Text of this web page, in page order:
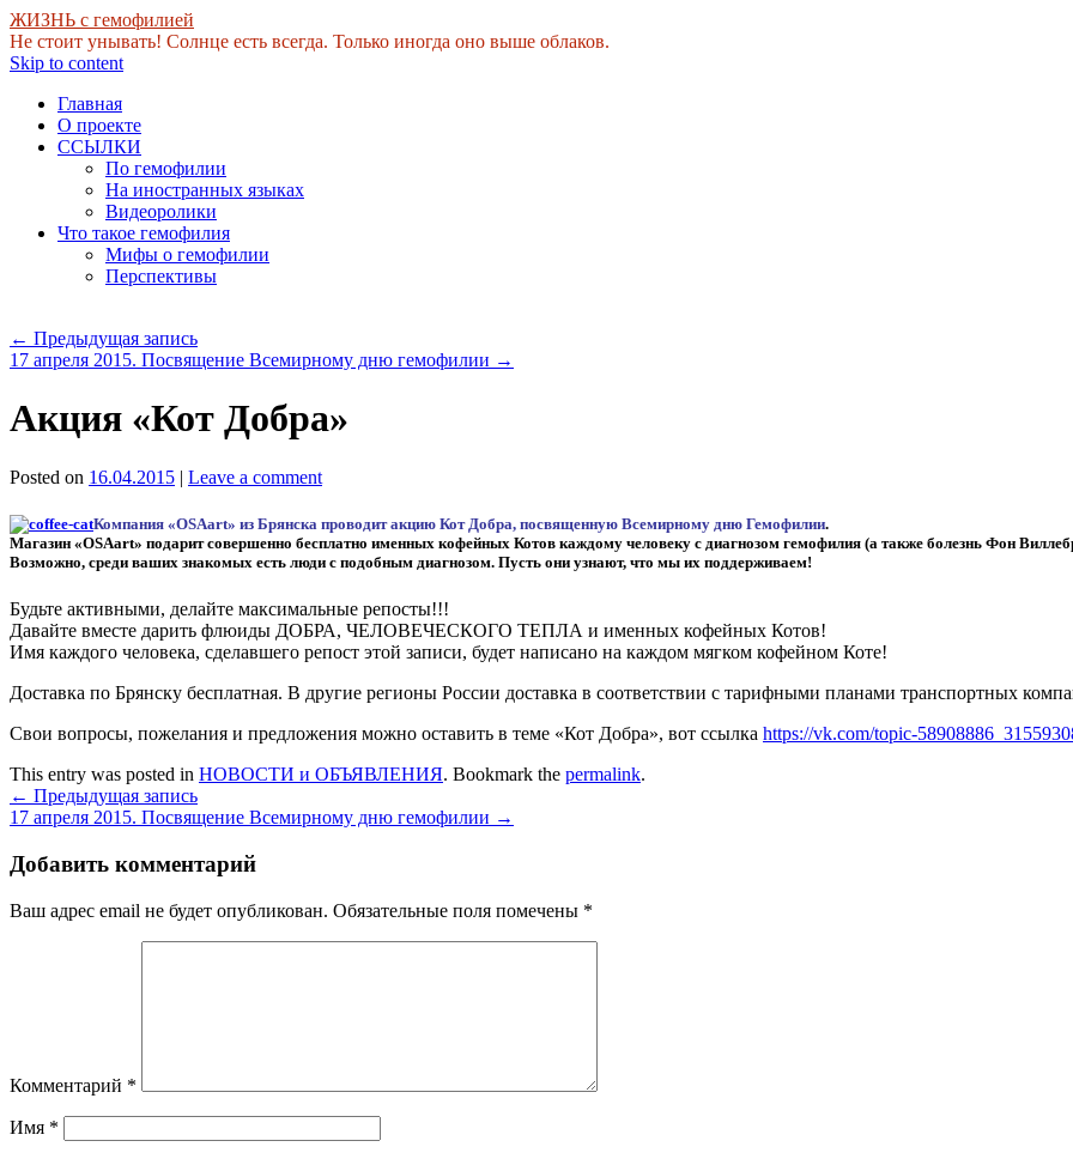
ЖИЗНЬ с гемофилией
Не стоит унывать! Солнце есть всегда. Только иногда оно выше облаков.
Skip to content
Главная
О проекте
ССЫЛКИ
По гемофилии
На иностранных языках
Видеоролики
Что такое гемофилия
Мифы о гемофилии
Перспективы
← Предыдущая запись
17 апреля 2015. Посвящение Всемирному дню гемофилии →
Акция «Кот Добра»
Posted on 16.04.2015 | Leave a comment
Компания «OSAart» из Брянска проводит акцию Кот Добра, посвященную Всемирному дню Гемофилии.
Магазин «OSAart» подарит совершенно бесплатно именных кофейных Котов каждому человеку с диагнозом гемофилия (а также болезнь Фон
Возможно, среди ваших знакомых есть люди с подобным диагнозом. Пусть они узнают, что мы их поддерживаем!
Будьте активными, делайте максимальные репосты!!!
Давайте вместе дарить флюиды ДОБРА, ЧЕЛОВЕЧЕСКОГО ТЕПЛА и именных кофейных Котов!
Имя каждого человека, сделавшего репост этой записи, будет написано на каждом мягком кофейном Коте!
Доставка по Брянску бесплатная. В другие регионы России доставка в соответствии с тарифными планами транспортных
Свои вопросы, пожелания и предложения можно оставить в теме «Кот Добра», вот ссылка https://vk.com/topic-
This entry was posted in НОВОСТИ и ОБЪЯВЛЕНИЯ. Bookmark the permalink.
← Предыдущая запись
17 апреля 2015. Посвящение Всемирному дню гемофилии →
Добавить комментарий
Ваш адрес email не будет опубликован. Обязательные поля помечены *
Комментарий *
Имя *